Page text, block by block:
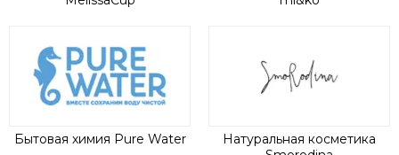
Бытовая химия Pure Water
Натуральная косметика